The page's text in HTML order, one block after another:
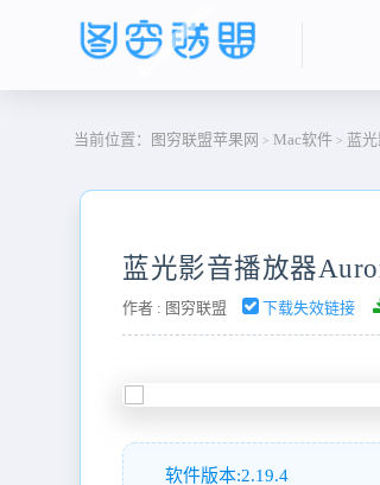
当前位置： 图穷联盟苹果网 > Mac软件 > 蓝
蓝光影音播放器
作者 : 图穷联盟 下载失效链接
软件版本:2.19.4